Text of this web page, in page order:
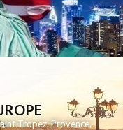
Tropez,Provence,